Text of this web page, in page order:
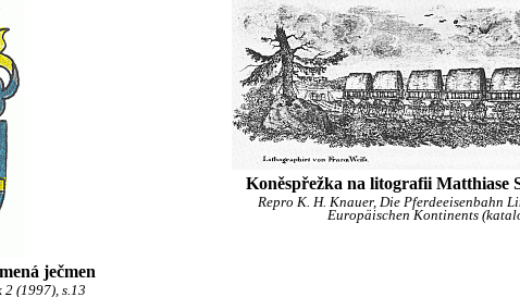
ječmen
(1997), s.13
Koněspřežka na litografii Matthiase
Repro K. H. Knauer, Die Pferdeeisenbahn
Europäischen Kontinents